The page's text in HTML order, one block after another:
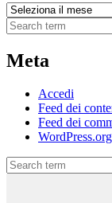
Archivi
Meta
Accedi
Feed dei
Feed dei
WordPress.org